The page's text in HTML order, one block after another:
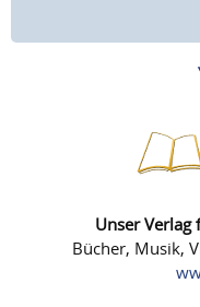
Unser Verlag
Bücher, Musik,